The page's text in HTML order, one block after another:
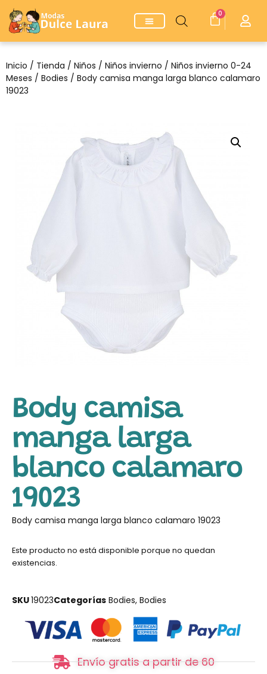
0
Inicio / Tienda / Niños / Niños invierno / Niños invierno 0-24
Meses / Bodies / Body camisa manga larga blanco calamaro
19023
Body camisa
manga larga
blanco calamaro
19023
Body camisa manga larga blanco calamaro 19023
Este producto no está disponible porque no quedan
existencias.
SKU19023Categorías Bodies, Bodies
Envío gratis a partir de 60